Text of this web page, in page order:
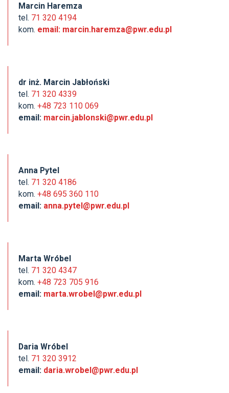
Marcin Haremza
tel. 71 320 4194
kom. email: marcin.haremza@pwr.edu.pl
dr inż. Marcin Jabłoński
tel. 71 320 4339
kom. +48 723 110 069
email: marcin.jablonski@pwr.edu.pl
Anna Pytel
tel. 71 320 4186
kom. +48 695 360 110
email: anna.pytel@pwr.edu.pl
Marta Wróbel
tel. 71 320 4347
kom. +48 723 705 916
email: marta.wrobel@pwr.edu.pl
Daria Wróbel
tel. 71 320 3912
email: daria.wrobel@pwr.edu.pl